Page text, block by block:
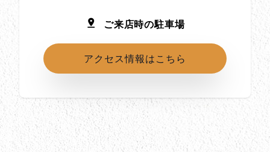
ご来店時の駐車場
アクセス情報はこちら
所在地